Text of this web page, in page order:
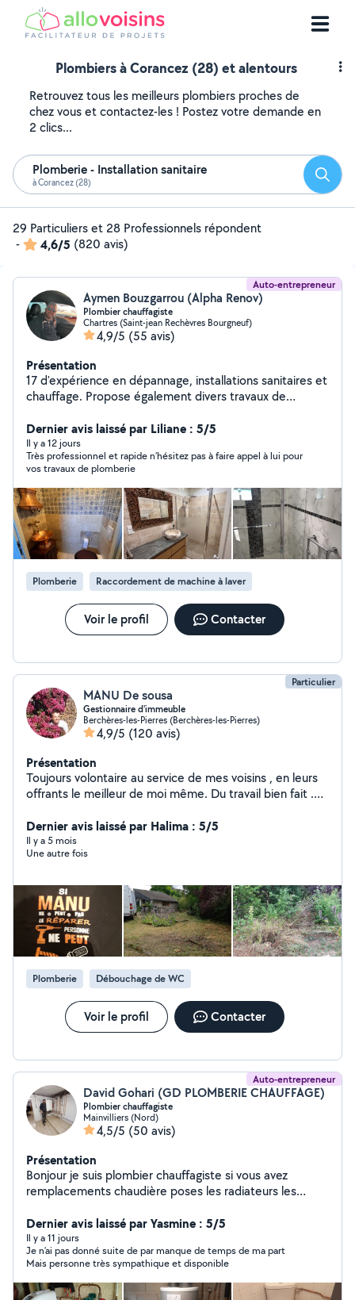
Plombiers à Corancez (28) et alentours
Retrouvez tous les meilleurs plombiers proches de
chez vous et contactez-les ! Postez votre demande en
2 clics...
Plomberie - Installation sanitaire
à Corancez (28)
29 Particuliers et 28 Professionnels répondent
-
4,6/5 (820 avis)
Auto-entrepreneur
Aymen Bouzgarrou (Alpha Renov)
Plombier chauffagiste
Chartres (Saint-jean Rechèvres Bourgneuf)
4,9/5 (55 avis)
Présentation
17 d'expérience en dépannage, installations sanitaires et
chauffage. Propose également divers travaux de
Dernier avis laissé par Liliane : 5/5
Il y a 12 jours
Très professionnel et rapide n’hésitez pas à faire appel à lui pour
vos travaux de plomberie
Plomberie Raccordement de machine à laver
Voir le profil Contacter
Particulier
MANU De sousa
Gestionnaire d'immeuble
Berchères-les-Pierres (Berchères-les-Pierres)
4,9/5 (120 avis)
Présentation
Toujours volontaire au service de mes voisins , en leurs
offrants le meilleur de moi même. Du travail bien fait .
Cordialement.A bientôt.
Dernier avis laissé par Halima : 5/5
Il y a 5 mois
Une autre fois
Plomberie Débouchage de WC
Voir le profil Contacter
Auto-entrepreneur
David Gohari (GD PLOMBERIE CHAUFFAGE)
Plombier chauffagiste
Mainvilliers (Nord)
4,5/5 (50 avis)
Présentation
Bonjour je suis plombier chauffagiste si vous avez
remplacements chaudière poses les radiateurs les
vous me contacter cordialement
Dernier avis laissé par Yasmine : 5/5
Il y a 11 jours
Je n’ai pas donné suite de par manque de temps de ma part
Mais personne très sympathique et disponible